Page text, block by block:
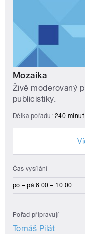
Mozaika
Živě moderovaný
publicistiky.
Délka pořadu: 240 minut
Čas vysílání
po – pá 6:00 – 10:00
Pořad připravují
Tomáš Pilát